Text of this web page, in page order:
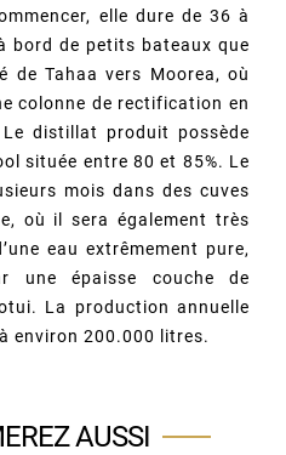
elle dure de 36 à
bord de petits bateaux que
de Tahaa vers Moorea, où
colonne de rectification en
distillat produit possède
située entre 80 et 85%. Le
mois dans des cuves
où il sera également très
eau extrêmement pure,
une épaisse couche de
La production annuelle
environ 200.000 litres.
AUSSI